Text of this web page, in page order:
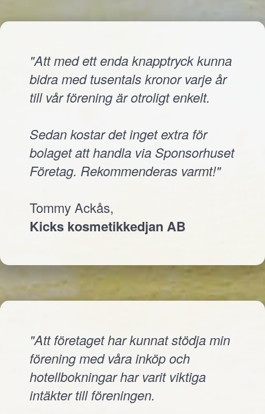
"Att med ett enda knapptryck kunna
bidra med tusentals kronor varje år
till vår förening är otroligt enkelt.
Sedan kostar det inget extra för
bolaget att handla via Sponsorhuset
Företag. Rekommenderas varmt!"
Tommy Ackås,
Kicks kosmetikkedjan AB
"Att företaget har kunnat stödja min
förening med våra inköp och
hotellbokningar har varit viktiga
intäkter till föreningen.